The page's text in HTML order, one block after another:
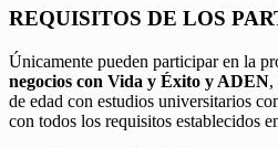
REQUISITOS DE LOS
Únicamente pueden participar en la
negocios con Vida y Éxito y ADEN,
de edad con estudios universitarios
con todos los requisitos establecidos